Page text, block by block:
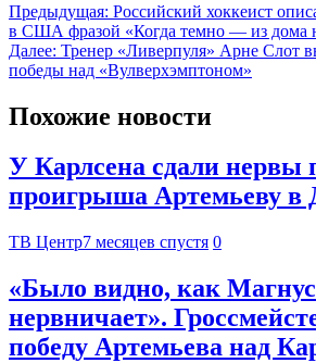
Предыдущая: Российский хоккеист
в США фразой «Когда темно — из дома
Далее: Тренер «Ливерпуля» Арне Слот
победы над «Вулверхэмптоном»
Похожие новости
У Карлсена сдали нервы
проигрыша Артемьеву в
ТВ Центр7 месяцев спустя 0
«Было видно, как Магнус
нервничает».
победу Артемьева над